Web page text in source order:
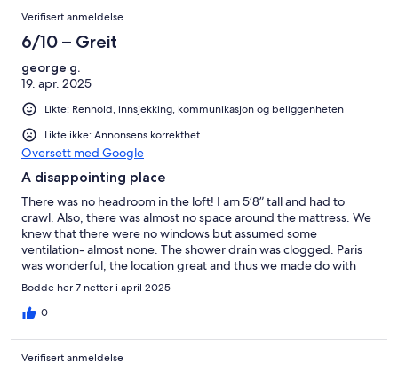
Verifisert anmeldelse
6/10 – Greit
george g.
19. apr. 2025
Likte: Renhold, innsjekking, kommunikasjon og beliggenheten
Likte ikke: Annonsens korrekthet
Oversett med Google
A disappointing place
There was no headroom in the loft! I am 5’8” tall and had to
crawl. Also, there was almost no space around the mattress. We
knew that there were no windows but assumed some
ventilation- almost none. The shower drain was clogged. Paris
was wonderful, the location great and thus we made do with
these major defects. We expect a substantial refund.
Bodde her 7 netter i april 2025
0
Verifisert anmeldelse